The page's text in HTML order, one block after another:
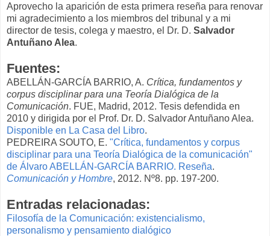
Aprovecho la aparición de esta primera reseña para renovar
mi agradecimiento a los miembros del tribunal y a mi
director de tesis, colega y maestro, el Dr. D. Salvador
Antuñano Alea.
Fuentes:
ABELLÁN-GARCÍA BARRIO, A. Crítica, fundamentos y
corpus disciplinar para una Teoría Dialógica de la
Comunicación. FUE, Madrid, 2012. Tesis defendida en
2010 y dirigida por el Prof. Dr. D. Salvador Antuñano Alea.
Disponible en La Casa del Libro.
PEDREIRA SOUTO, E. "Crítica, fundamentos y corpus
disciplinar para una Teoría Dialógica de la comunicación"
de Álvaro ABELLÁN-GARCÍA BARRIO. Reseña.
Comunicación y Hombre, 2012. Nº8. pp. 197-200.
Entradas relacionadas:
Filosofía de la Comunicación: existencialismo,
personalismo y pensamiento dialógico